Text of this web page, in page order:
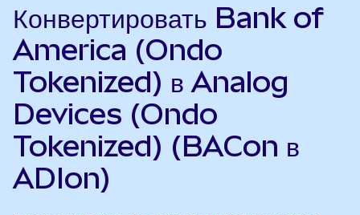
Конвертировать Bank of
America (Ondo
Tokenized) в Analog
Devices (Ondo
Tokenized) (BACon в
ADIon)